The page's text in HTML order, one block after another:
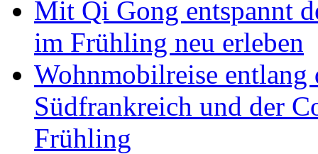
Mit Qi Gong entspannt
im Frühling neu erleben
Wohnmobilreise
Südfrankreich und der
Frühling